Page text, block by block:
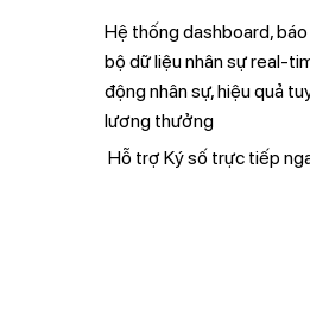
Hệ thống dashboard,
bộ dữ liệu nhân sự real-
động nhân sự, hiệu quả
lương thưởng
Hỗ trợ Ký số trực tiếp